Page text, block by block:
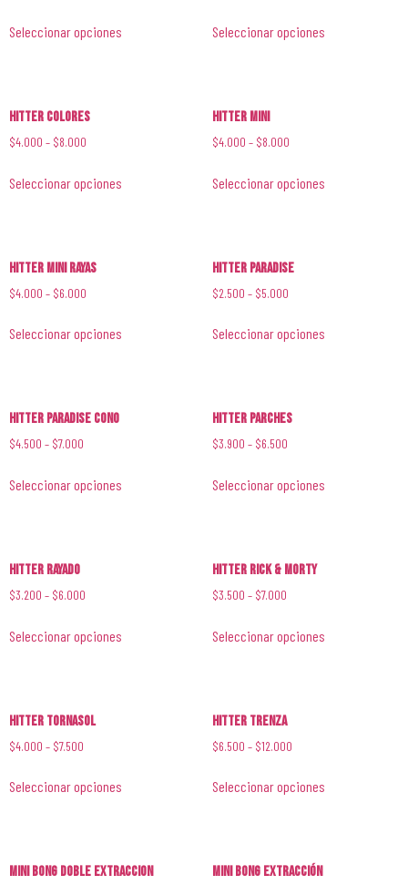
Seleccionar opciones Seleccionar opciones
Hitter Colores
$4.000 – $8.000
Seleccionar opciones
Hitter Mini
$4.000 – $8.000
Seleccionar opciones
Hitter Mini Rayas
$4.000 – $6.000
Seleccionar opciones
Hitter Paradise
$2.500 – $5.000
Seleccionar opciones
Hitter Paradise Cono
$4.500 – $7.000
Seleccionar opciones
Hitter Parches
$3.900 – $6.500
Seleccionar opciones
Hitter Rayado
$3.200 – $6.000
Seleccionar opciones
Hitter Rick & Morty
$3.500 – $7.000
Seleccionar opciones
Hitter Tornasol
$4.000 – $7.500
Seleccionar opciones
Hitter Trenza
$6.500 – $12.000
Seleccionar opciones
Mini Bong Doble Extraccion Mini Bong Extracción